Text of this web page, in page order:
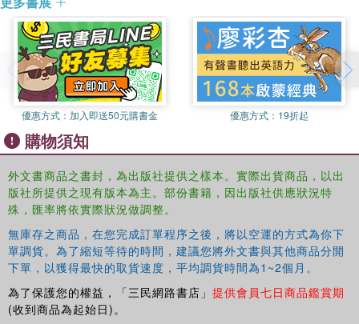
Kochbuch, sondern ein unverzichtbares Hilfsmittel f alle, die nicht
nur gerne Pizza essen, sondern sich auch f den
wissenschaftlichen und kulturellen Background dieses Gerichts
interessieren. Jedes der opulent bebilderten Kapitel befasst sich mit
einem anderen, von der Entstehung der Pizza und ihrem
Siegeszug rund um die Welt bis hin zu Teig, Sauce, K酲e, Belag,
Ausrtung und vielem mehr. Modernist Pizza wird in einem roten
Edelstahlschuber ausgeliefert und enth鄟t er 1000 traditionelle und
avantgardistische Pizzarezepte aus der ganzen Welt, die f Profi-
und Hobby-Pizzaioli gleicherma en geeignet sind. Modernist Pizza
gibt Ihnen unz鄣lige Anregungen, um Ihr Handwerk
weiterzuentwickeln, neue Pizzen zu erfinden und grandiose
Kreationen zu schaffen. Es gab noch nie eine bessere Zeit, um
Pizza zu backen!
優惠方式： 加入即送50元購書金 優惠方式： 19折起
購物須知
外文書商品之書封，為出版社提供之樣本。實際出貨商品，以出
版社所提供之現有版本為主。部份書籍，因出版社供應狀況特
殊，匯率將依實際狀況做調整。
無庫存之商品，在您完成訂單程序之後，將以空運的方式為你下
單調貨。為了縮短等待的時間，建議您將外文書與其他商品分開
下單，以獲得最快的取貨速度，平均調貨時間為1~2個月。
為了保護您的權益，「三民網路書店」 提供會員七日商品鑑賞期
(收到商品為起始日)。